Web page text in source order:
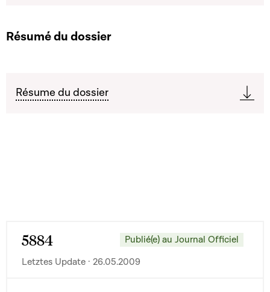
Résumé du dossier
Résume du dossier
5884
Publié(e) au Journal Officiel
Letztes Update · 26.05.2009